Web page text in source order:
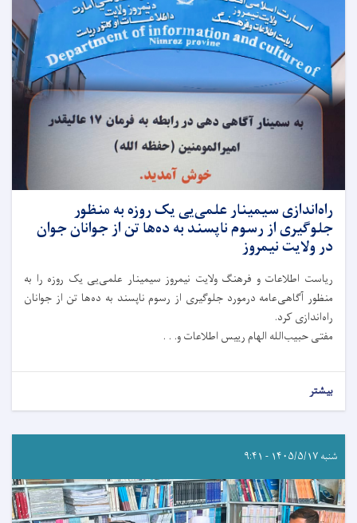
راه‌اندازی سیمینار علمی‌یی یک روزه به منظور
جلوگیری از رسوم ناپسند به ده‌ها تن از جوانان جوان
در ولایت نیمروز
ریاست اطلاعات و فرهنگ ولایت نیمروز سیمینار علمی‌یی یک روزه را به
منظور آگاهی‌عامه درمورد جلوگیری از رسوم ناپسند به ده‌ها تن از جوانان
راه‌اندازی کرد.
مفتی حبیب‌الله الهام رییس اطلاعات و. . .
بیشتر
شنبه ۱۴۰۵/۵/۱۷ - ۹:۴۱